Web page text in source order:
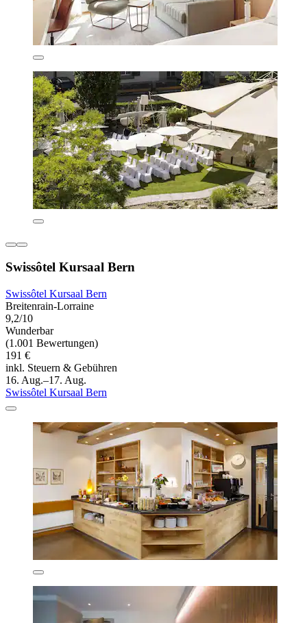
Swissôtel Kursaal Bern
Swissôtel Kursaal Bern
Breitenrain-Lorraine
9,2/10
Wunderbar
(1.001 Bewertungen)
191 €
inkl. Steuern & Gebühren
16. Aug.–17. Aug.
Swissôtel Kursaal Bern